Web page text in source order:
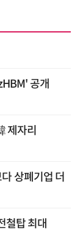
공개
제자리
상폐기업 더
철탑 최대